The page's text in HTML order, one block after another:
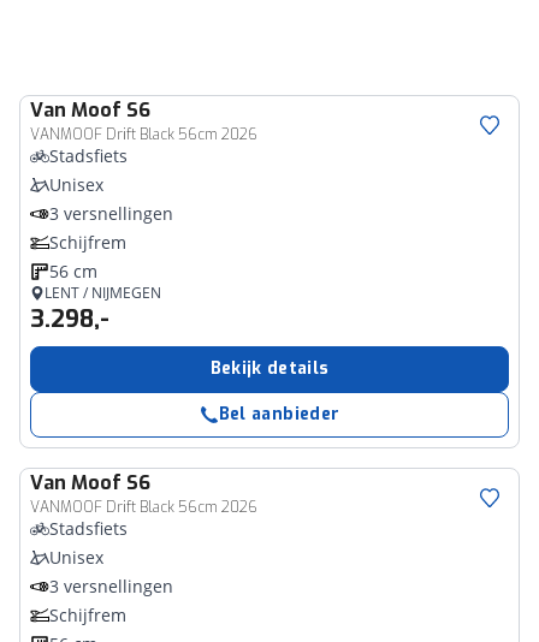
Van Moof S6
VANMOOF Drift Black 56cm 2026
Stadsfiets
Unisex
3 versnellingen
Schijfrem
56 cm
LENT / NIJMEGEN
3.298,-
Bekijk details
Bel aanbieder
Van Moof S6
VANMOOF Drift Black 56cm 2026
Stadsfiets
Unisex
3 versnellingen
Schijfrem